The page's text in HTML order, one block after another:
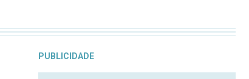
PUBLICIDADE